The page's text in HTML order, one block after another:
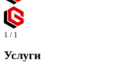
1 / 1
Услуги